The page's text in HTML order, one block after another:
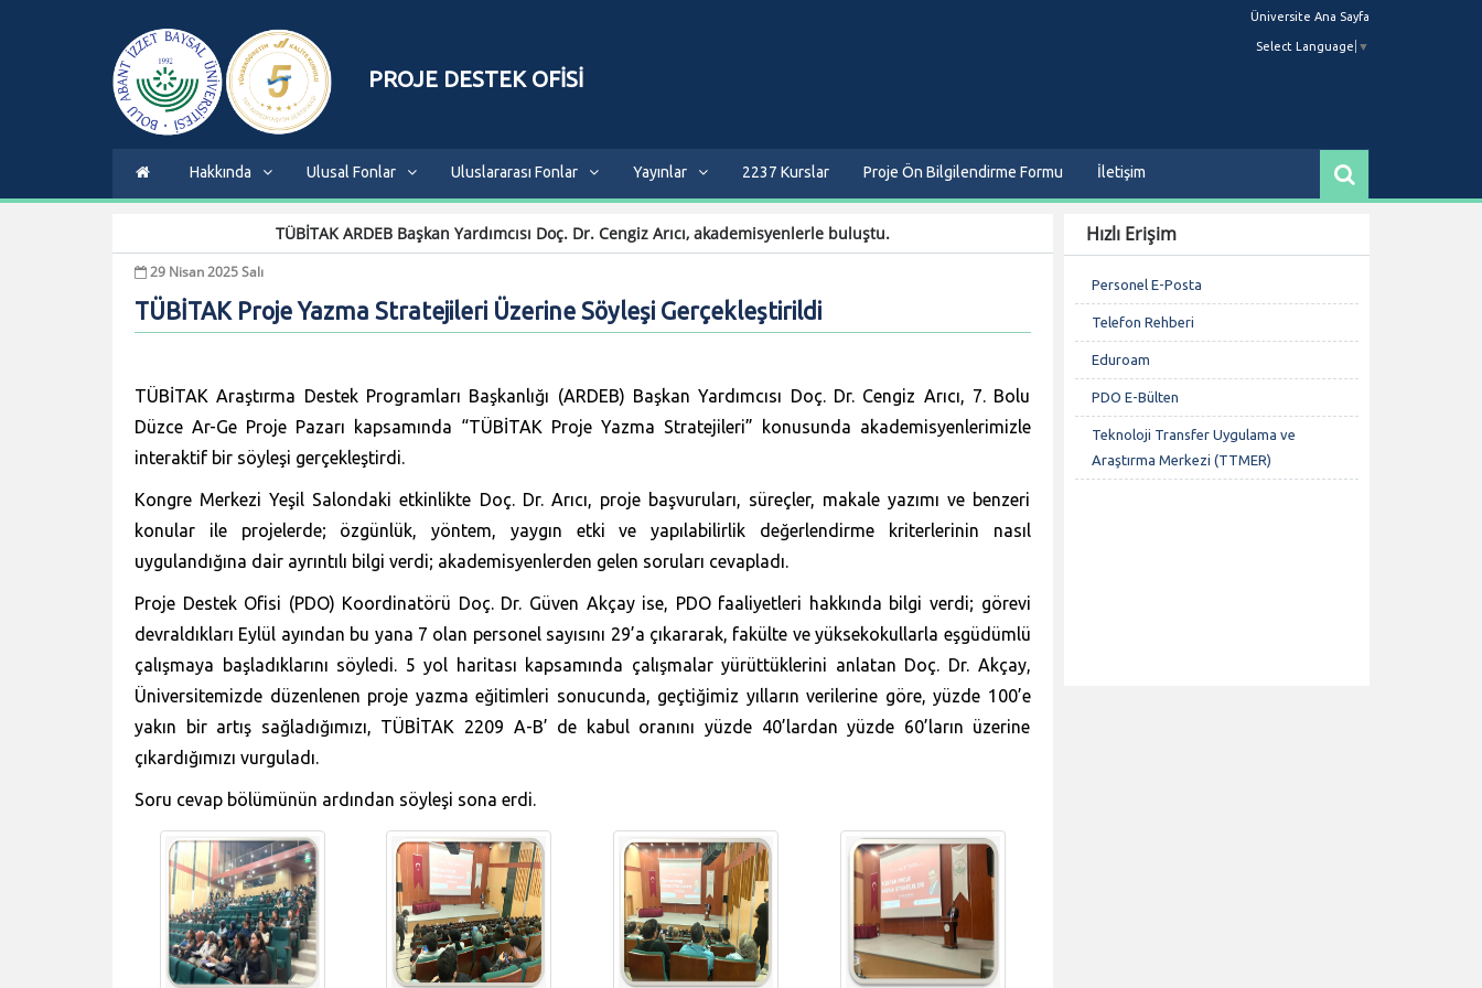
PROJE DESTEK OFİSİ
Üniversite Ana Sayfa
Select Language ▼
Hakkında Ulusal Fonlar Uluslararası Fonlar Yayınlar 2237 Kurslar Proje Ön Bilgilendirme Formu İletişim
TÜBİTAK ARDEB Başkan Yardımcısı Doç. Dr. Cengiz Arıcı, akademisyenlerle buluştu.
29 Nisan 2025 Salı
TÜBİTAK Proje Yazma Stratejileri Üzerine Söyleşi Gerçekleştirildi
TÜBİTAK Araştırma Destek Programları Başkanlığı (ARDEB) Başkan Yardımcısı Doç. Dr. Cengiz Arıcı, 7. Bolu
Düzce Ar-Ge Proje Pazarı kapsamında “TÜBİTAK Proje Yazma Stratejileri” konusunda akademisyenlerimizle
interaktif bir söyleşi gerçekleştirdi.
Kongre Merkezi Yeşil Salondaki etkinlikte Doç. Dr. Arıcı, proje başvuruları, süreçler, makale yazımı ve benzeri
konular ile projelerde; özgünlük, yöntem, yaygın etki ve yapılabilirlik değerlendirme kriterlerinin nasıl
uygulandığına dair ayrıntılı bilgi verdi; akademisyenlerden gelen soruları cevapladı.
Proje Destek Ofisi (PDO) Koordinatörü Doç. Dr. Güven Akçay ise, PDO faaliyetleri hakkında bilgi verdi; görevi
devraldıkları Eylül ayından bu yana 7 olan personel sayısını 29’a çıkararak, fakülte ve yüksekokullarla eşgüdümlü
çalışmaya başladıklarını söyledi. 5 yol haritası kapsamında çalışmalar yürüttüklerini anlatan Doç. Dr. Akçay,
Üniversitemizde düzenlenen proje yazma eğitimleri sonucunda, geçtiğimiz yılların verilerine göre, yüzde 100’e
yakın bir artış sağladığımızı, TÜBİTAK 2209 A-B’ de kabul oranını yüzde 40’lardan yüzde 60’ların üzerine
çıkardığımızı vurguladı.
Soru cevap bölümünün ardından söyleşi sona erdi.
Hızlı Erişim
Personel E-Posta
Telefon Rehberi
Eduroam
PDO E-Bülten
Teknoloji Transfer Uygulama ve
Araştırma Merkezi (TTMER)